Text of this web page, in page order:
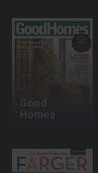
Good
Homes